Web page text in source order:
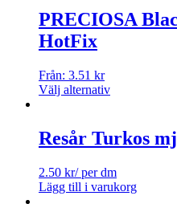
PRECIOSA
HotFix
Från: 3.51 kr
Välj alternativ
Resår Turkos
2.50 kr/ per dm
Lägg till i varukorg